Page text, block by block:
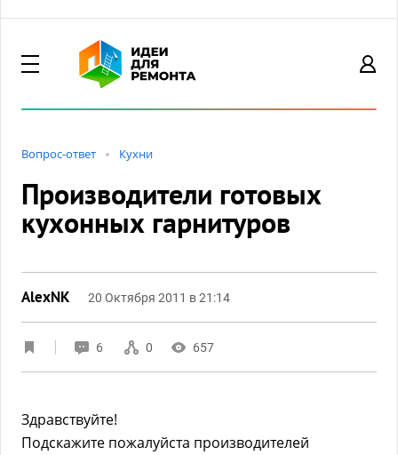
Вопрос-ответ Кухни
Производители готовых
кухонных гарнитуров
AlexNK 20 Октября 2011 в 21:14
6 0 657
Здравствуйте!
Подскажите пожалуйста производителей